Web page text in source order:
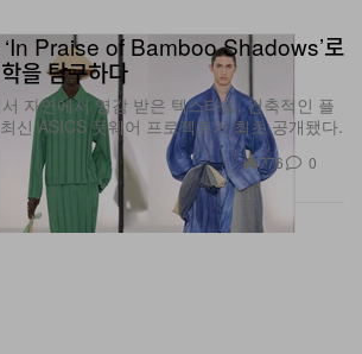
을 탐구하다
자연에서 영감 받은 텍스타일, 건축적인 플
신 ASICS 풋웨어 프로젝트가 최초 공개됐다.
776 0